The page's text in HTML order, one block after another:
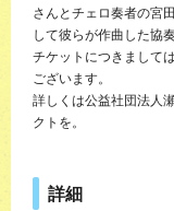
さんとチェロ奏者の宮
して彼らが作曲した協
チケットにつきまして
ございます。
詳しくは公益社団法人
クトを。
詳細